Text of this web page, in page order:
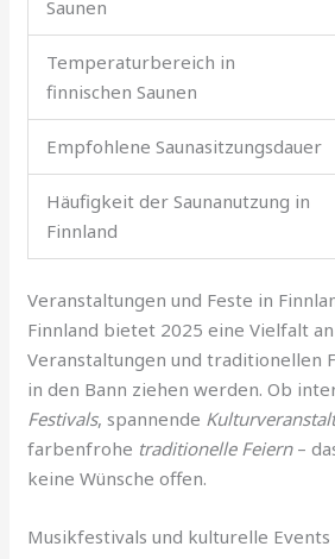
Saunen
Temperaturbereich in
finnischen Saunen
Empfohlene Saunasitzungsdauer
Häufigkeit der Saunanutzung in
Finnland
Veranstaltungen und Feste in
Finnland bietet 2025 eine Vielfalt
Veranstaltungen und traditionellen
in den Bann ziehen werden. Ob
Festivals, spannende
farbenfrohe traditionelle Feiern–
keine Wünsche offen.
Musikfestivals und kulturelle Events